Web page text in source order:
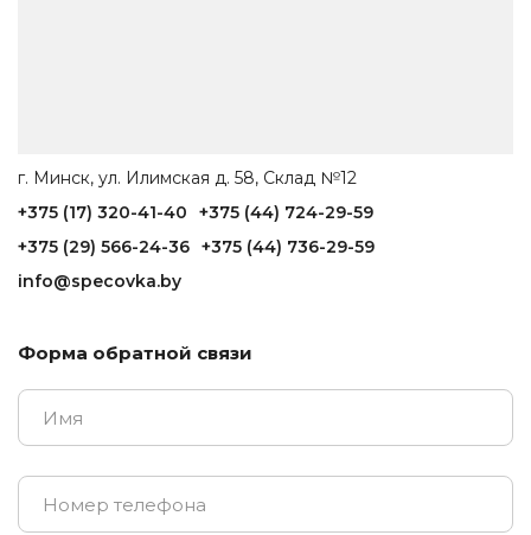
Форма обратной связи
г. Минск, ул. Илимская д. 58, Склад №12
+375 (17) 320-41-40
+375 (44) 724-29-59
+375 (29) 566-24-36 +375 (44) 736-29-59
info@specovka.by